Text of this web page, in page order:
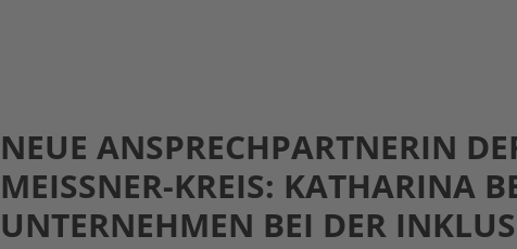
NEUE ANSPRECHPARTNERIN
MEISSNER-KREIS: KATHARINA
NTERNEHMEN BEI DER